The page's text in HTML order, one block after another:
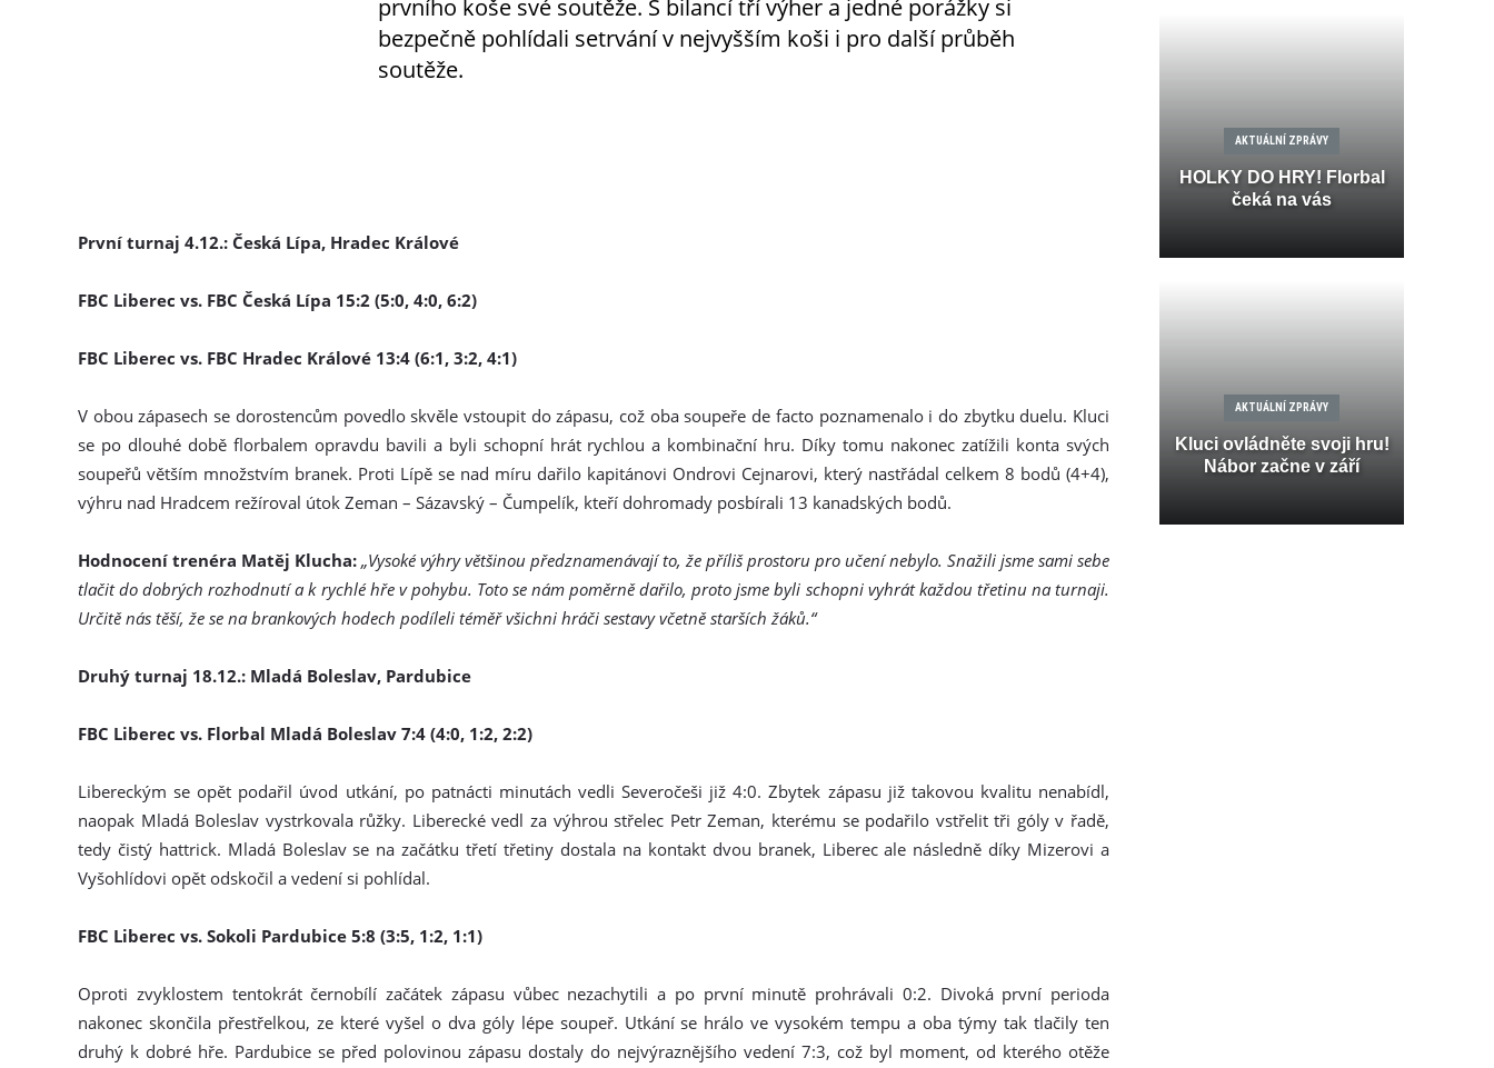
prvního koše své soutěže. S bilancí tří výher a jedné porážky si
bezpečně pohlídali setrvání v nejvyšším koši i pro další průběh
soutěže.
První turnaj 4.12.: Česká Lípa, Hradec Králové
FBC Liberec vs. FBC Česká Lípa 15:2 (5:0, 4:0, 6:2)
FBC Liberec vs. FBC Hradec Králové 13:4 (6:1, 3:2, 4:1)
V obou zápasech se dorostencům povedlo skvěle vstoupit do zápasu, což oba soupeře de facto poznamenalo i do zbytku duelu. Kluci
se po dlouhé době florbalem opravdu bavili a byli schopní hrát rychlou a kombinační hru. Díky tomu nakonec zatížili konta svých
soupeřů větším množstvím branek. Proti Lípě se nad míru dařilo kapitánovi Ondrovi Cejnarovi, který nastřádal celkem 8 bodů (4+4),
výhru nad Hradcem režíroval útok Zeman – Sázavský – Čumpelík, kteří dohromady posbírali 13 kanadských bodů.
Hodnocení trenéra Matěj Klucha: „Vysoké výhry většinou předznamenávají to, že příliš prostoru pro učení nebylo. Snažili jsme sami sebe
tlačit do dobrých rozhodnutí a k rychlé hře v pohybu. Toto se nám poměrně dařilo, proto jsme byli schopni vyhrát každou třetinu na turnaji.
Určitě nás těší, že se na brankových hodech podíleli téměř všichni hráči sestavy včetně starších žáků.“
Druhý turnaj 18.12.: Mladá Boleslav, Pardubice
FBC Liberec vs. Florbal Mladá Boleslav 7:4 (4:0, 1:2, 2:2)
Libereckým se opět podařil úvod utkání, po patnácti minutách vedli Severočeši již 4:0. Zbytek zápasu již takovou kvalitu nenabídl,
naopak Mladá Boleslav vystrkovala růžky. Liberecké vedl za výhrou střelec Petr Zeman, kterému se podařilo vstřelit tři góly v řadě,
tedy čistý hattrick. Mladá Boleslav se na začátku třetí třetiny dostala na kontakt dvou branek, Liberec ale následně díky Mizerovi a
Vyšohlídovi opět odskočil a vedení si pohlídal.
FBC Liberec vs. Sokoli Pardubice 5:8 (3:5, 1:2, 1:1)
Oproti zvyklostem tentokrát černobílí začátek zápasu vůbec nezachytili a po první minutě prohrávali 0:2. Divoká první perioda
nakonec skončila přestřelkou, ze které vyšel o dva góly lépe soupeř. Utkání se hrálo ve vysokém tempu a oba týmy tak tlačily ten
druhý k dobré hře. Pardubice se před polovinou zápasu dostaly do nejvýraznějšího vedení 7:3, což byl moment, od kterého otěže
AKTUÁLNÍ ZPRÁVY
HOLKY DO HRY! Florbal
čeká na vás
AKTUÁLNÍ ZPRÁVY
Kluci ovládněte svoji hru!
Nábor začne v září